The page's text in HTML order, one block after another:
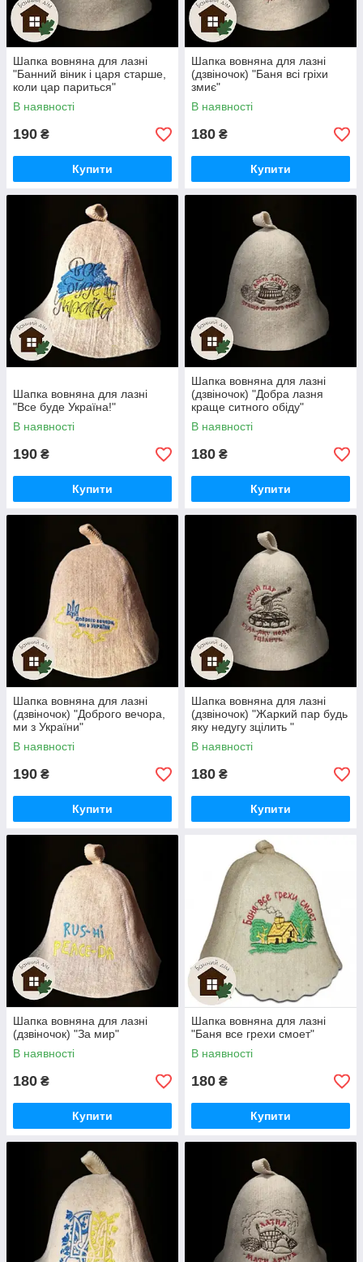
Шапка вовняна для лазні
"Банний віник і царя старше,
коли цар париться"
В наявності
190 ₴
Купити
Шапка вовняна для лазні
(дзвіночок) "Баня всі гріхи
змиє"
В наявності
180 ₴
Купити
Шапка вовняна для лазні
"Все буде Україна!"
В наявності
190 ₴
Купити
Шапка вовняна для лазні
(дзвіночок) "Добра лазня
краще ситного обіду"
В наявності
180 ₴
Купити
Шапка вовняна для лазні
(дзвіночок) "Доброго вечора,
ми з України"
В наявності
190 ₴
Купити
Шапка вовняна для лазні
(дзвіночок) "Жаркий пар будь
яку недугу зцілить "
В наявності
180 ₴
Купити
Шапка вовняна для лазні
(дзвіночок) "За мир"
В наявності
180 ₴
Купити
Шапка вовняна для лазні
"Баня все грехи смоет"
В наявності
180 ₴
Купити